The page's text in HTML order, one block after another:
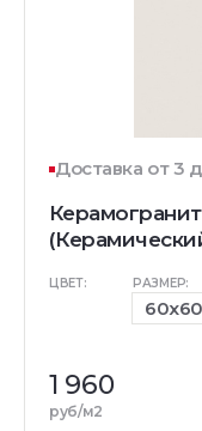
Доставка от 3
ЦВЕТ: РАЗМЕР:
60x60
1 960
руб/м2